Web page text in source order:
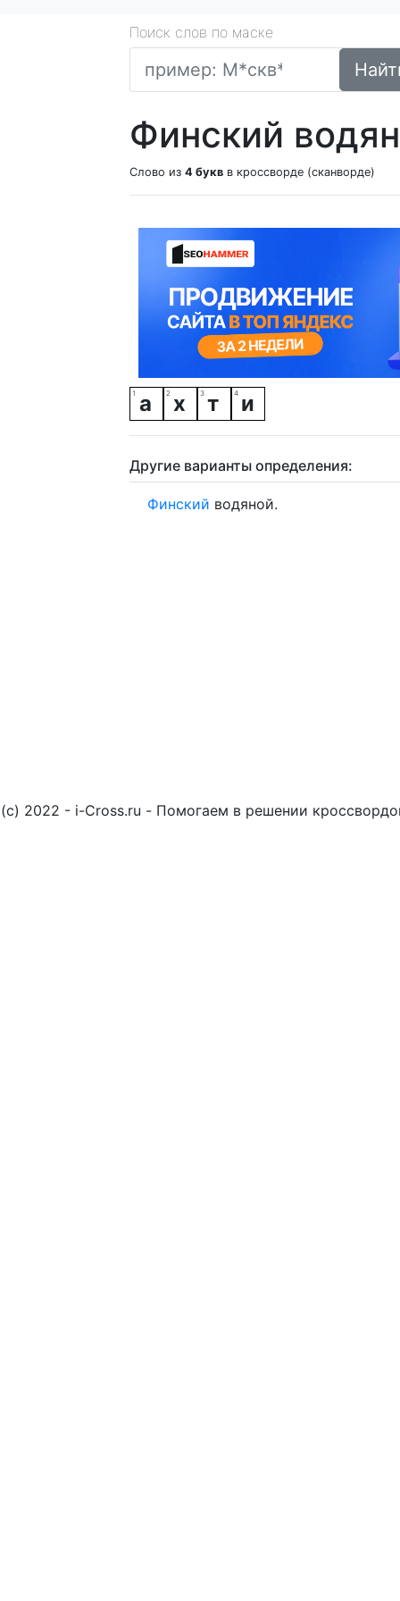
Поиск слов по маске
Финский
Слово из 4 букв в кроссворде (сканворде)
а х т и
Другие варианты определения:
Финский водяной.
(c) 2022 - i-Cross.ru - Помогаем в решении